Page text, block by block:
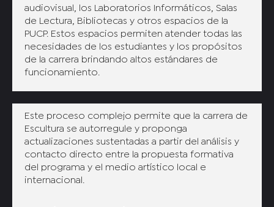
audiovisual, los Laboratorios Informáticos, Salas
de Lectura, Bibliotecas y otros espacios de la
PUCP. Estos espacios permiten atender todas las
necesidades de los estudiantes y los propósitos
de la carrera brindando altos estándares de
funcionamiento.
Este proceso complejo permite que la carrera de
Escultura se autorregule y proponga
actualizaciones sustentadas a partir del análisis y
contacto directo entre la propuesta formativa
del programa y el medio artístico local e
internacional.